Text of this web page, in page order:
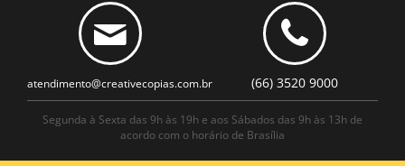
R$13,13 R$12,21
no boleto à vista
atendimento@creativecopias.com.br (66) 3520 9000
Segunda à Sexta das 9h às 19h e aos Sábados das 9h às 13h de
acordo com o horário de Brasília